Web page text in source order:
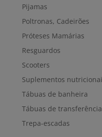
Pijamas
Poltronas, Cadeirões
Próteses Mamárias
Resguardos
Scooters
Suplementos
Tábuas de banheira
Tábuas de
Trepa-escadas